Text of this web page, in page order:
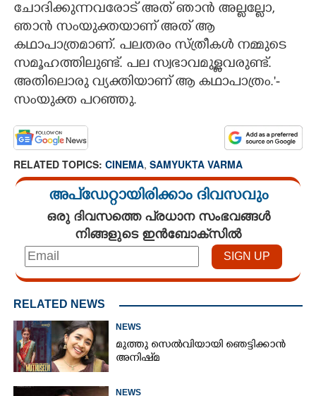
ചോദിക്കുന്നവരോട് അത് ഞാന്‍ അല്ലല്ലോ,
ഞാന്‍ സംയുക്തയാണ് അത് ആ
കഥാപാത്രമാണ്. പലതരം സ്ത്രീകള്‍ നമ്മുടെ
സമൂഹത്തിലുണ്ട്. പല സ്വഭാവമുള്ളവരുണ്ട്.
അതിലൊരു വ്യക്തിയാണ് ആ കഥാപാത്രം.'-
സംയുക്ത പറഞ്ഞു.
RELATED TOPICS: CINEMA, SAMYUKTA VARMA
അപ്ഡേറ്റായിരിക്കാം ദിവസവും
ഒരു ദിവസത്തെ പ്രധാന സംഭവങ്ങൾ
നിങ്ങളുടെ ഇൻബോക്സിൽ
RELATED NEWS
NEWS
മുത്തു സെൽവിയായി ഞെട്ടിക്കാൻ
അനിഷ്‌മ
NEWS